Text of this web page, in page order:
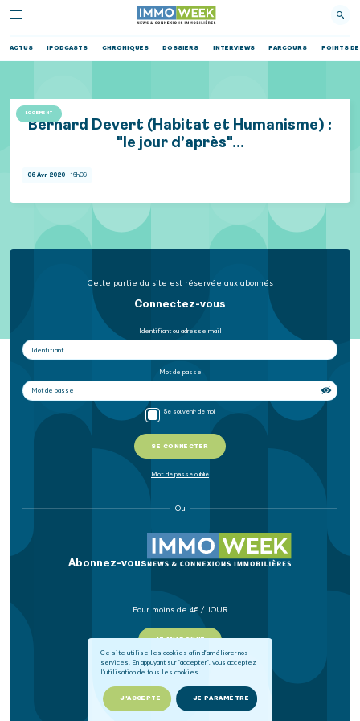
ACTUS IPODCASTS CHRONIQUES DOSSIERS INTERVIEWS PARCOURS POINTS DE
Ce site utilise les cookies afin d'améliorer nos
services. En appuyant sur "accepter", vous acceptez
l'utilisation de tous les cookies.
J'ACCEPTE JE PARAMÈTRE
LOGEMENT
Bernard Devert (Habitat et Humanisme) :
"le jour d’après"...
06 Avr 2020 - 16h09
Cette partie du site est réservée aux abonnés
Connectez-vous
Identifiant ou adresse mail
Mot de passe
Se souvenir de moi
SE CONNECTER
Mot de passe oublié
Ou
Abonnez-vous
Pour moins de 4€ / JOUR
JE M'ABONNE